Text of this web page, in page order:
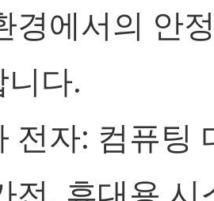
경에서의 안
다.
전자: 컴퓨팅